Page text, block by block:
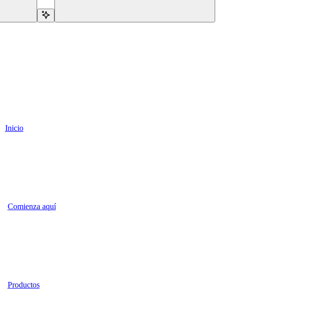
Inicio
Comienza aquí
Productos